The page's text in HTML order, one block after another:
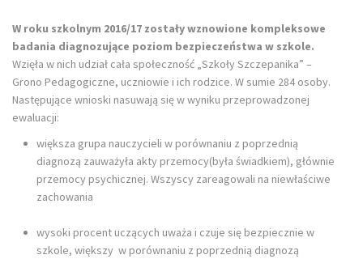
W roku szkolnym 2016/17 zostały wznowione kompleksowe
badania diagnozujące poziom bezpieczeństwa w szkole.
Wzięła w nich udział cała społeczność „Szkoły Szczepanika” –
Grono Pedagogiczne, uczniowie i ich rodzice. W sumie 284 osoby.
Następujące wnioski nasuwają się w wyniku przeprowadzonej
ewaluacji:
większa grupa nauczycieli w porównaniu z poprzednią
diagnozą zauważyła akty przemocy(była świadkiem), głównie
przemocy psychicznej. Wszyscy zareagowali na niewłaściwe
zachowania
wysoki procent uczących uważa i czuje się bezpiecznie w
szkole, większy w porównaniu z poprzednią diagnozą